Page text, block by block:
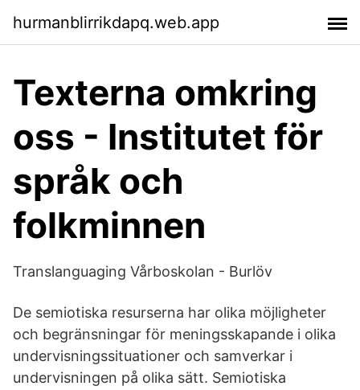
hurmanblirrikdapq.web.app
Texterna omkring
oss - Institutet för
språk och
folkminnen
Translanguaging Vårboskolan - Burlöv
De semiotiska resurserna har olika möjligheter
och begränsningar för meningsskapande i olika
undervisningssituationer och samverkar i
undervisningen på olika sätt. Semiotiska